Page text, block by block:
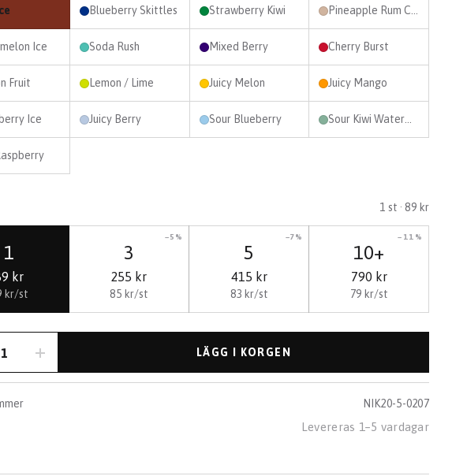
Blueberry Skittles Strawberry Kiwi
Ice Soda Rush Mixed Berry Cherry Burst
Fruit Lemon / Lime Juicy Melon Juicy Mango
Ice Juicy Berry Sour Blueberry
1 st · 89 kr
1
kr
kr/st
3
255 kr
85 kr/st
−5%
5
415 kr
83 kr/st
−7%
10+
790 kr
79 kr/st
−11%
LÄGG I KORGEN
NIK20-5-0207
Levereras 1–5 vardagar